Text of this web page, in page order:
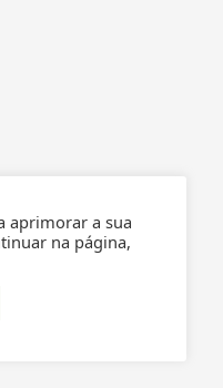
aprimorar a sua
na página,